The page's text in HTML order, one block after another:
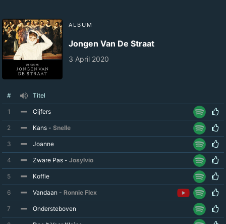
ALBUM
Jongen Van De Straat
3 April 2020
# Titel
1 Cijfers
2 Kans - Snelle
3 Joanne
4 Zware Pas - Josylvio
5 Koffie
6 Vandaan - Ronnie Flex
7 Ondersteboven